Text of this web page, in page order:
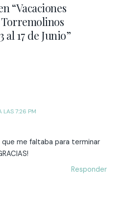
“Vacaciones
Torremolinos
al 17 de Junio”
LAS 7:26 PM
me faltaba para terminar
Responder